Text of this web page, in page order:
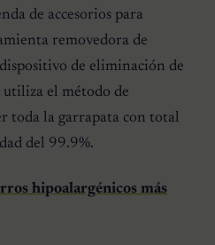
de accesorios para
removedora de
de eliminación de
utiliza el método de
toda la garrapata con total
del 99.9%.
hipoalargénicos más